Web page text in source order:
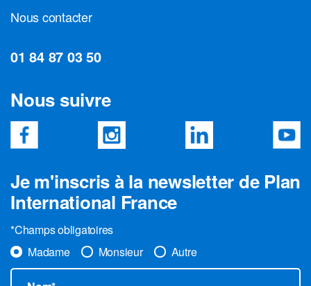
Nous contacter
01 84 87 03 50
Nous suivre
Je m'inscris à la newsletter de Plan
International France
*Champs obligatoires
Madame
Monsieur Autre